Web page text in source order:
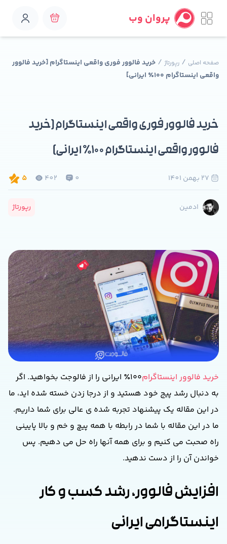
پروان وب
صفحه اصلی / رپورتاژ / خرید فالوور فوری واقعی اینستاگرام [خرید فالوور
واقعی اینستاگرام ۱۰۰٪ ایرانی]
0
402
5
خرید فالوور فوری واقعی اینستاگرام [خرید
فالوور واقعی اینستاگرام ۱۰۰٪ ایرانی]
ادمین رپورتاژ
خرید فالوور اینستاگرام۱۰۰٪ ایرانی را از فالوجت بخواهید. اگر
به دنبال رشد پیج خود هستید و از درجا زدن خسته شده اید، ما
در این مقاله یک پیشنهاد تجربه شده ی عالی برای شما داریم.
ما در این مقاله با شما در رابطه با همه پیچ و خم و بالا پایینی
راه صحبت می کنیم و برای همه آنها راه حل می دهیم. پس
خواندن آن را از دست ندهید.
افزایش فالوور، رشد کسب و کار
اینستاگرامی ایرانی